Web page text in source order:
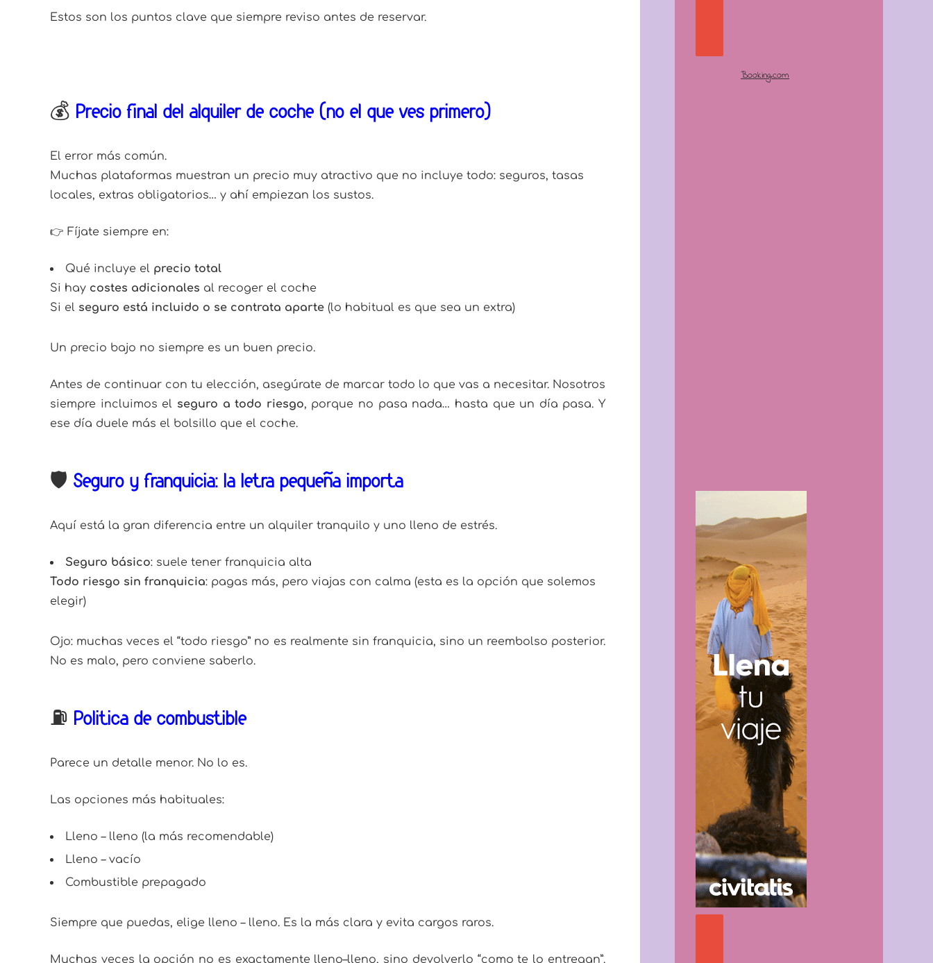
Estos son los puntos clave que siempre reviso antes de reservar.
💰 Precio final del alquiler de coche (no el que ves primero)
El error más común.
Muchas plataformas muestran un precio muy atractivo que no incluye todo: seguros, tasas
locales, extras obligatorios… y ahí empiezan los sustos.
👉 Fíjate siempre en:
Qué incluye el precio total
Si hay costes adicionales al recoger el coche
Si el seguro está incluido o se contrata aparte (lo habitual es que sea un extra)
Un precio bajo no siempre es un buen precio.
Antes de continuar con tu elección, asegúrate de marcar todo lo que vas a necesitar. Nosotros
siempre incluimos el seguro a todo riesgo, porque no pasa nada… hasta que un día pasa. Y
ese día duele más el bolsillo que el coche.
🛡️ Seguro y franquicia: la letra pequeña importa
Aquí está la gran diferencia entre un alquiler tranquilo y uno lleno de estrés.
Seguro básico: suele tener franquicia alta
Todo riesgo sin franquicia: pagas más, pero viajas con calma (esta es la opción que solemos
elegir)
Ojo: muchas veces el “todo riesgo” no es realmente sin franquicia, sino un reembolso posterior.
No es malo, pero conviene saberlo.
⛽ Política de combustible
Parece un detalle menor. No lo es.
Las opciones más habituales:
Lleno – lleno (la más recomendable)
Lleno – vacío
Combustible prepagado
Siempre que puedas, elige lleno – lleno. Es la más clara y evita cargos raros.
Muchas veces la opción no es exactamente lleno–lleno, sino devolverlo “como te lo entregan”.
Booking.com